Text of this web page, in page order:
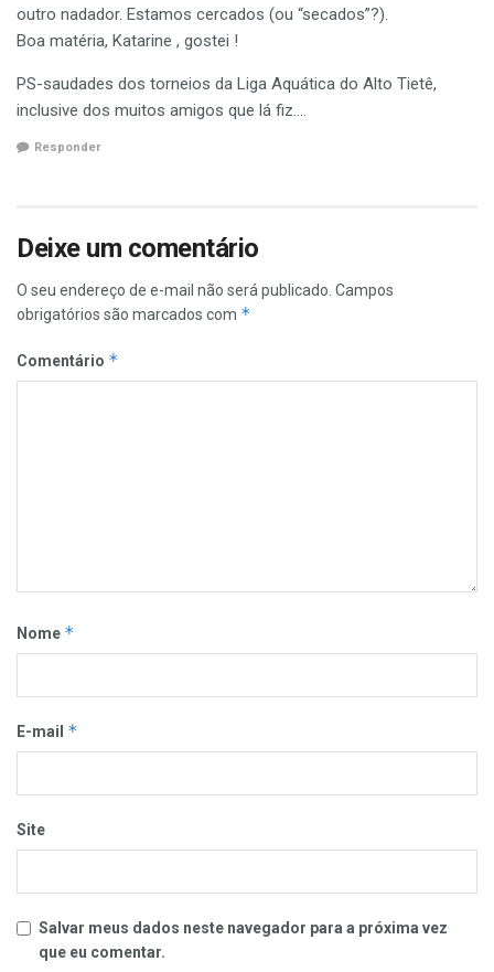
outro nadador. Estamos cercados (ou “secados”?).
Boa matéria, Katarine , gostei !
PS-saudades dos torneios da Liga Aquática do Alto Tietê,
inclusive dos muitos amigos que lá fiz….
Responder
Deixe um comentário
O seu endereço de e-mail não será publicado. Campos
obrigatórios são marcados com *
Comentário *
Nome *
E-mail *
Site
Salvar meus dados neste navegador para a próxima vez
que eu comentar.